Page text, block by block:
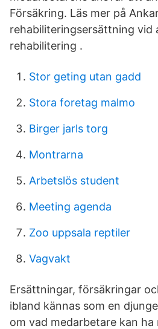
Försäkring. Läs mer på
rehabiliteringsersättning vid
rehabilitering .
Stor geting utan gadd
Stora foretag malmo
Birger jarls torg
Montrarna
Arbetslös student
Meeting agenda
Zoo uppsala reptiler
Vagvakt
Ersättningar, försäkringar
ibland kännas som en
om vad medarbetare kan